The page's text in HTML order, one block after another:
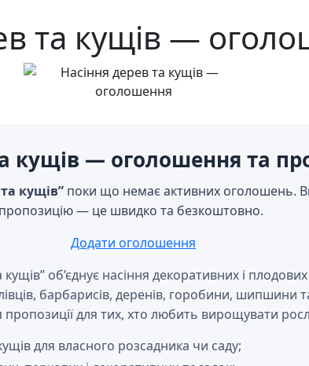
та кущів —
кущів — оголошення та
кущів” поки що немає активних оголошень.
— це швидко та безкоштовно.
Додати оголошення
об’єднує насіння декоративних і
барбарисів, деренів, горобини, шипшини
пропозиції для тих, хто любить вирощувати
для власного розсадника чи саду;